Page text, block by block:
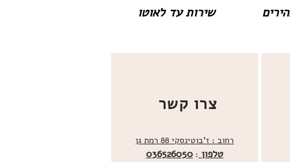
שירות עד לאוטו
צרו קשר
רחוב : ז'בוטינסקי 88 רמת גן
טלפון :
036526050